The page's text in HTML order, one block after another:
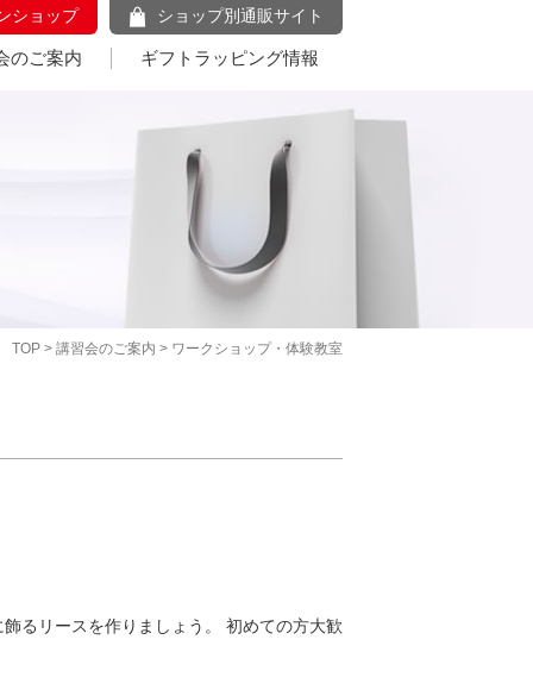
ショップ ショップ別通販サイト
のご案内 ギフトラッピング情報
TOP > 講習会のご案内 > ワークショップ・体験教室
るリースを作りましょう。 初めての方大歓